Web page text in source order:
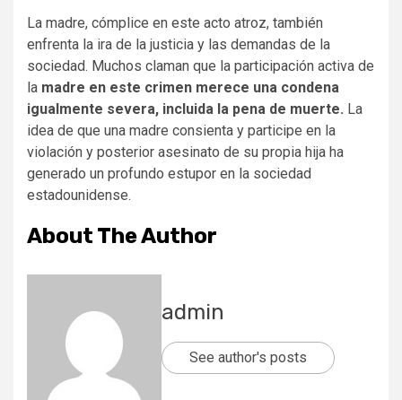
La madre, cómplice en este acto atroz, también
enfrenta la ira de la justicia y las demandas de la
sociedad. Muchos claman que la participación activa de
la madre en este crimen merece una condena
igualmente severa, incluida la pena de muerte. La
idea de que una madre consienta y participe en la
violación y posterior asesinato de su propia hija ha
generado un profundo estupor en la sociedad
estadounidense.
About The Author
admin
See author's posts